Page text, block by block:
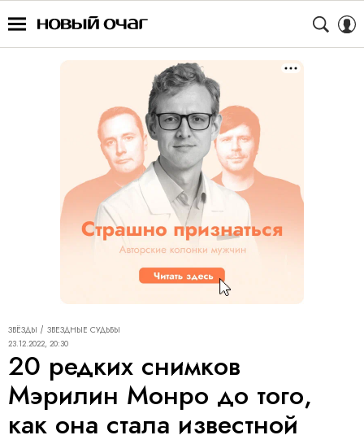
ЗВЁЗДЫ
ЗВЕЗДНЫЕ СУДЬБЫ
23.12.2022, 20:30
20 редких снимков
Мэрилин Монро до того,
как она стала известной